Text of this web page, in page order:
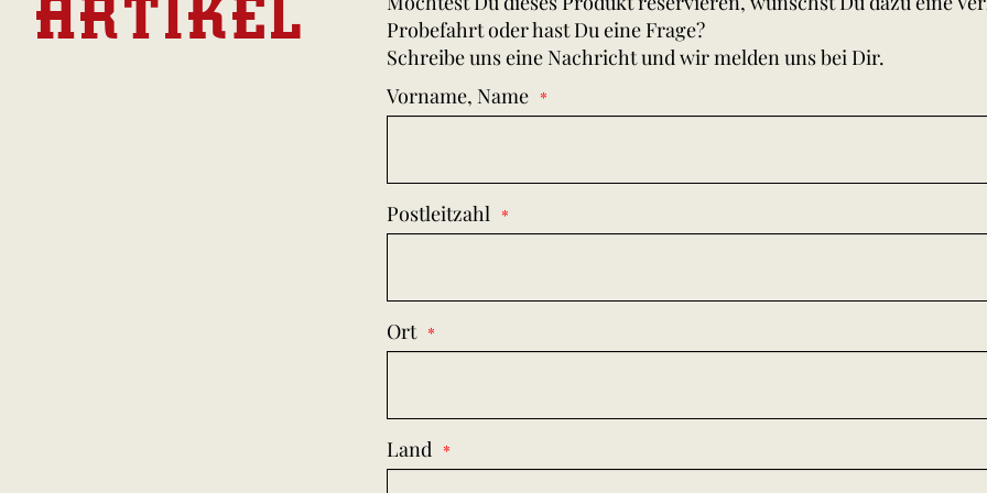
Probefahrt oder hast Du eine Frage?
Schreibe uns eine Nachricht und wir melden uns bei Dir.
Vorname, Name
Postleitzahl
Ort
Land